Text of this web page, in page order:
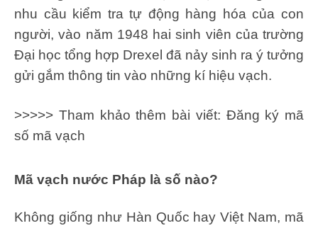
nhu cầu kiểm tra tự động hàng hóa của con
người, vào năm 1948 hai sinh viên của trường
Đại học tổng hợp Drexel đã nảy sinh ra ý tưởng
gửi gắm thông tin vào những kí hiệu vạch.
>>>>> Tham khảo thêm bài viết: Đăng ký mã
số mã vạch
Mã vạch nước Pháp là số nào?
Không giống như Hàn Quốc hay Việt Nam, mã